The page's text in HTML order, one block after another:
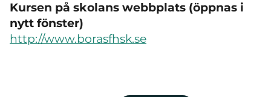
Kursen på skolans webbplats (öppnas i
nytt fönster)
http://www.borasfhsk.se